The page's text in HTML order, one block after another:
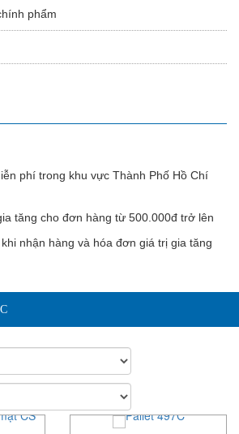
phẩm
phí trong khu vực Thành Phố Hồ Chí
tăng cho đơn hàng từ 500.000đ trở lên
nhận hàng và hóa đơn giá trị gia tăng